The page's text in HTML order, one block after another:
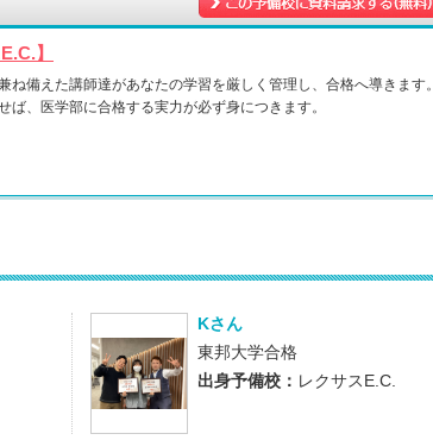
】
ね備えた講師達があなたの学習を厳しく管理し、合格へ導きます。
ば、医学部に合格する実力が必ず身につきます。
Kさん
東邦大学合格
出身予備校： レクサスE.C.